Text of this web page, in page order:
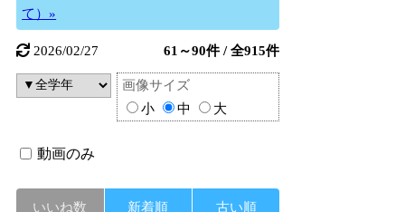
て）»
2026/02/27 61～90件 / 全915件
画像サイズ
小
中 大
動画のみ
いいね数
新着順 古い順